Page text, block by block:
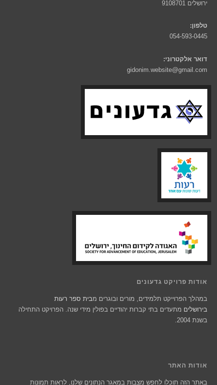
ירושלים 9108701
טלפון:
054-593-0445
דואר אלקטרוני:
gidonim.website@gmail.com
אודות פרויקט גדעונים
במהלך הפרוייקט תלמידים, מורים ובוגרים מבית ספר רעות
בירושלים מתעדים בתי קברות יהודיים בפולין מידי שנה. הפרויקט התחילה
בשנת 2004.
אודות האתר
באתר הזה תוכלו לחפש מצבות במאגר הנתונים שלנו, לראות תמונות